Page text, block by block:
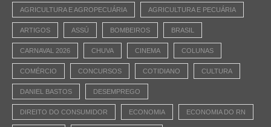
AGRICULTURA E AGROPECUÁRIA AGRICULTURA E PECUÁRIA
ARTIGOS ASSÚ BOMBEIROS BRASIL
CARNAVAL 2026 CHUVA CINEMA COLUNAS
COMÉRCIO CONCURSOS COTIDIANO CULTURA
DANIEL BASTOS DESEMPREGO
DIREITO DO CONSUMIDOR ECONOMIA ECONOMIA DO RN